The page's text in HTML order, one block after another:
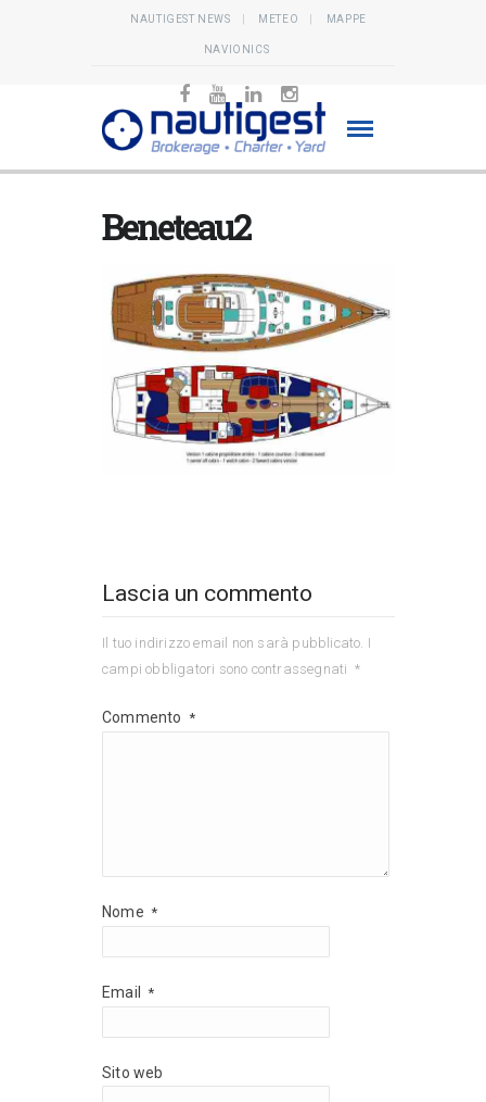
NAUTIGEST NEWS METEO MAPPE
NAVIONICS
Beneteau2
Lascia un commento
Il tuo indirizzo email non sarà pubblicato. I
campi obbligatori sono contrassegnati *
Commento *
Nome *
Email *
Sito web